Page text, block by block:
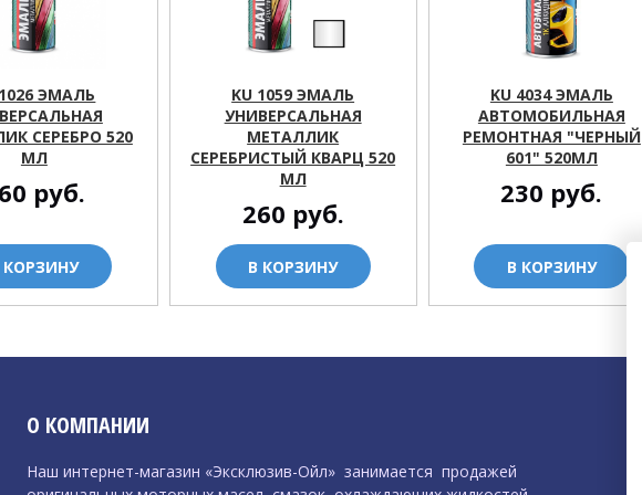
ЭМАЛЬ
СЕРЕБРО 520
МЛ
руб.
КОРЗИНУ
KU 1059 ЭМАЛЬ
УНИВЕРСАЛЬНАЯ
МЕТАЛЛИК
СЕРЕБРИСТЫЙ КВАРЦ 520
МЛ
260 руб.
В КОРЗИНУ
KU 4034 ЭМАЛЬ
АВТОМОБИЛЬНАЯ
РЕМОНТНАЯ "ЧЕРНЫЙ
601" 520МЛ
230 руб.
В КОРЗИНУ
О КОМПАНИИ
Наш интернет-магазин «Эксклюзив-Ойл» занимается продажей